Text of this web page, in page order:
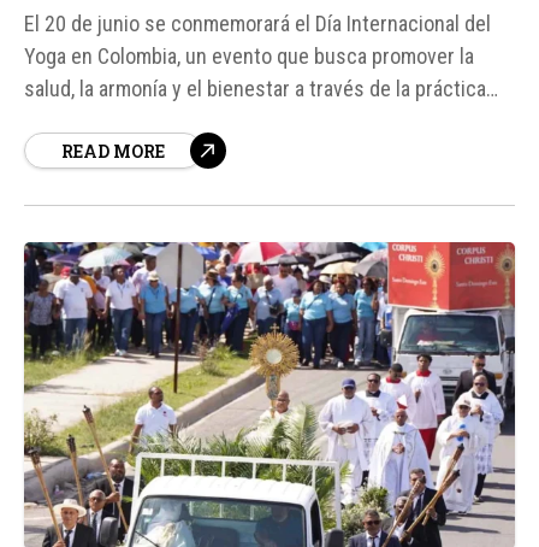
El 20 de junio se conmemorará el Día Internacional del
Yoga en Colombia, un evento que busca promover la
salud, la armonía y el bienestar a través de la práctica
organizado una serie de actividades y sesiones de yoga
READ MORE